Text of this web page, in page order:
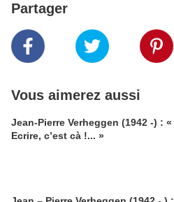
Partager
Vous aimerez aussi
Jean-Pierre Verheggen (1942 -) : «
Ecrire, c’est cà !... »